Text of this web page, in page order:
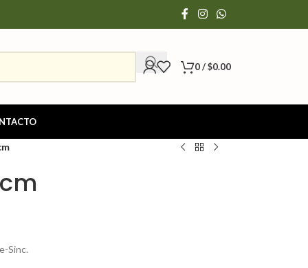
0/$0.00
Sinc.